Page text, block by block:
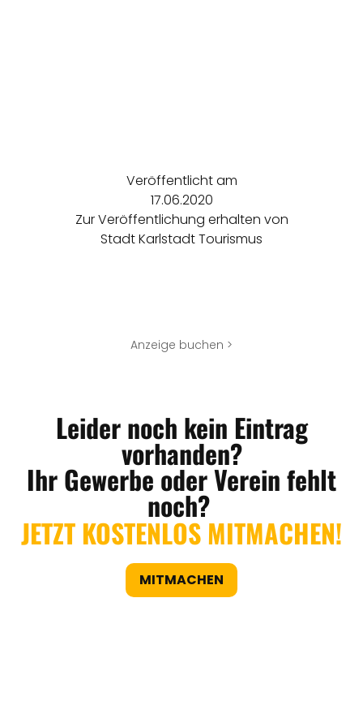
Veröffentlicht am
17.06.2020
Zur Veröffentlichung erhalten von
Stadt Karlstadt Tourismus
Anzeige buchen >
Leider noch kein Eintrag
vorhanden?
Ihr Gewerbe oder Verein fehlt
noch?
JETZT KOSTENLOS MITMACHEN!
MITMACHEN